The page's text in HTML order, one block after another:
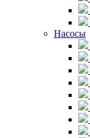
Насосы